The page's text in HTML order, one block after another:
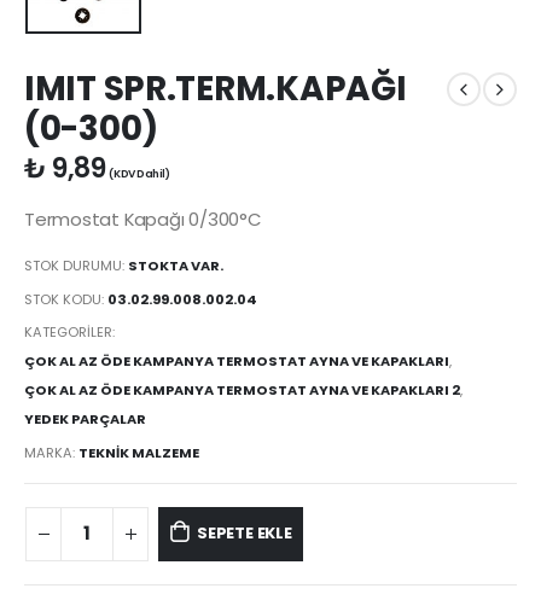
IMIT SPR.TERM.KAPAĞI
(0-300)
₺ 9,89(KDV Dahil)
Termostat Kapağı 0/300°C
STOK DURUMU: STOKTA VAR.
STOK KODU: 03.02.99.008.002.04
KATEGORILER:
ÇOK AL AZ ÖDE KAMPANYA TERMOSTAT AYNA VE KAPAKLARI,
ÇOK AL AZ ÖDE KAMPANYA TERMOSTAT AYNA VE KAPAKLARI 2,
YEDEK PARÇALAR
MARKA: TEKNİK MALZEME
SEPETE EKLE